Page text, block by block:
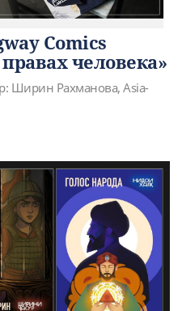
Comics
человека»
Ширин Рахманова, Asia-